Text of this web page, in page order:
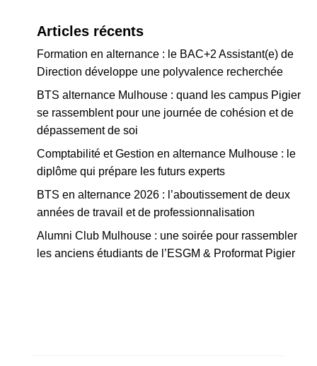
Articles récents
Formation en alternance : le BAC+2 Assistant(e) de
Direction développe une polyvalence recherchée
BTS alternance Mulhouse : quand les campus Pigier
se rassemblent pour une journée de cohésion et de
dépassement de soi
Comptabilité et Gestion en alternance Mulhouse : le
diplôme qui prépare les futurs experts
BTS en alternance 2026 : l’aboutissement de deux
années de travail et de professionnalisation
Alumni Club Mulhouse : une soirée pour rassembler
les anciens étudiants de l’ESGM & Proformat Pigier